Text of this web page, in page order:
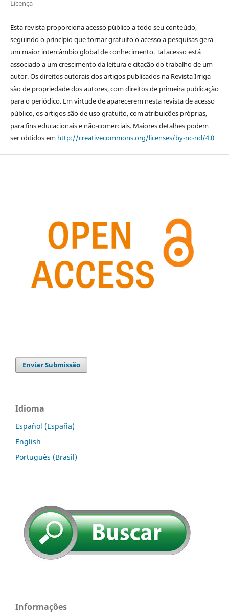
Licença
Esta revista proporciona acesso público a todo seu conteúdo,
seguindo o princípio que tornar gratuito o acesso a pesquisas gera
um maior intercâmbio global de conhecimento. Tal acesso está
associado a um crescimento da leitura e citação do trabalho de um
autor. Os direitos autorais dos artigos publicados na Revista Irriga
são de propriedade dos autores, com direitos de primeira publicação
para o periódico. Em virtude de aparecerem nesta revista de acesso
público, os artigos são de uso gratuito, com atribuições próprias,
para fins educacionais e não-comerciais. Maiores detalhes podem
ser obtidos em http://creativecommons.org/licenses/by-nc-nd/4.0
Enviar Submissão
Idioma
Español (España)
English
Português (Brasil)
Informações